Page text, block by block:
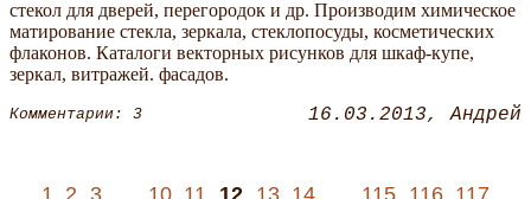
стекол для дверей, перегородок и др. Производим химическое
матирование стекла, зеркала, стеклопосуды, косметических
флаконов. Каталоги векторных рисунков для шкаф-купе,
зеркал, витражей. фасадов.
Комментарии: 3 16.03.2013 Андрей
1 2 3 10 11 12 13 14 115 116 117